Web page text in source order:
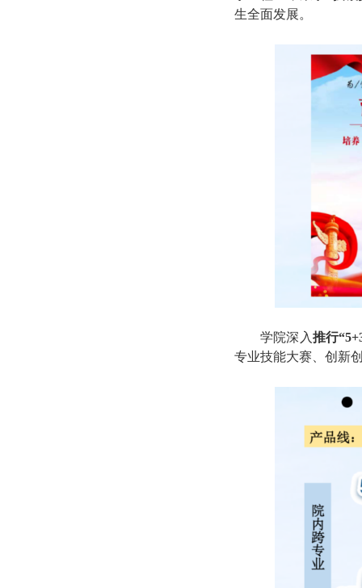
生全面发展。
学院深入推行
专业技能大赛、创新